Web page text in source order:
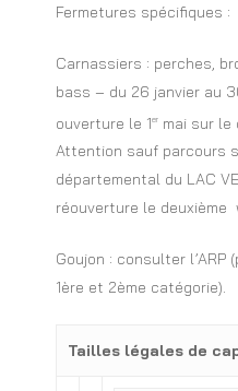
Fermetures spécifiques :
Carnassiers : perches,
bass – du 26 janvier au
ouverture le 1ermai sur le
Attention sauf parcours
départemental du LAC
réouverture le deuxième
Goujon : consulter
1ère et 2ème catégorie).
Tailles légales de